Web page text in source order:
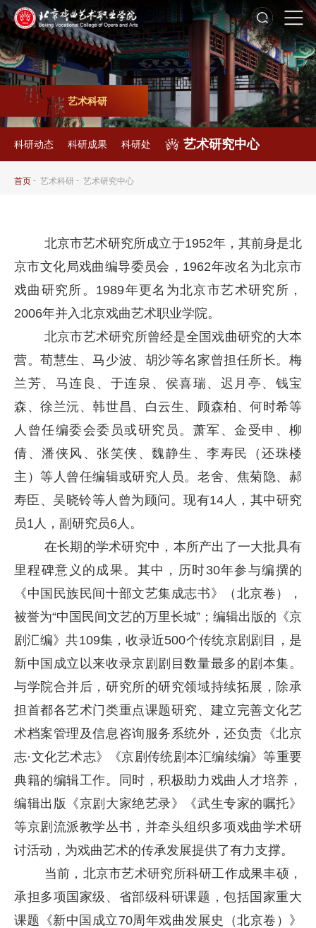
艺术科研
科研动态 科研成果 科研处 艺术研究中心
首页 - 艺术科研 - 艺术研究中心
北京市艺术研究所成立于1952年，其前身是北
京市文化局戏曲编导委员会，1962年改名为北京市
戏曲研究所。1989年更名为北京市艺术研究所，
2006年并入北京戏曲艺术职业学院。
北京市艺术研究所曾经是全国戏曲研究的大本
营。荀慧生、马少波、胡沙等名家曾担任所长。梅
兰芳、马连良、于连泉、侯喜瑞、迟月亭、钱宝
森、徐兰沅、韩世昌、白云生、顾森柏、何时希等
人曾任编委会委员或研究员。萧军、金受申、柳
倩、潘侠风、张笑侠、魏静生、李寿民（还珠楼
主）等人曾任编辑或研究人员。老舍、焦菊隐、郝
寿臣、吴晓铃等人曾为顾问。现有14人，其中研究
员1人，副研究员6人。
在长期的学术研究中，本所产出了一大批具有
里程碑意义的成果。其中，历时30年参与编撰的
《中国民族民间十部文艺集成志书》（北京卷），
被誉为“中国民间文艺的万里长城”；编辑出版的《京
剧汇编》共109集，收录近500个传统京剧剧目，是
新中国成立以来收录京剧剧目数量最多的剧本集。
与学院合并后，研究所的研究领域持续拓展，除承
担首都各艺术门类重点课题研究、建立完善文化艺
术档案管理及信息咨询服务系统外，还负责《北京
志·文化艺术志》《京剧传统剧本汇编续编》等重要
典籍的编辑工作。同时，积极助力戏曲人才培养，
编辑出版《京剧大家绝艺录》《武生专家的嘱托》
等京剧流派教学丛书，并牵头组织多项戏曲学术研
讨活动，为戏曲艺术的传承发展提供了有力支撑。
当前，北京市艺术研究所科研工作成果丰硕，
承担多项国家级、省部级科研课题，包括国家重大
课题《新中国成立70周年戏曲发展史（北京卷）》